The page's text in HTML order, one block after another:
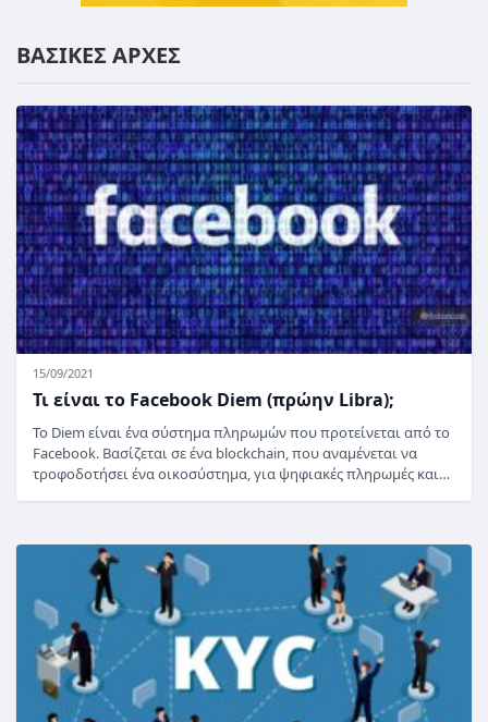
ΒΑΣΙΚΕΣ ΑΡΧΕΣ
15/09/2021
Τι είναι το Facebook Diem (πρώην Libra);
Το Diem είναι ένα σύστημα πληρωμών που προτείνεται από το
Facebook. Βασίζεται σε ένα blockchain, που αναμένεται να
τροφοδοτήσει ένα οικοσύστημα, για ψηφιακές πληρωμές και…